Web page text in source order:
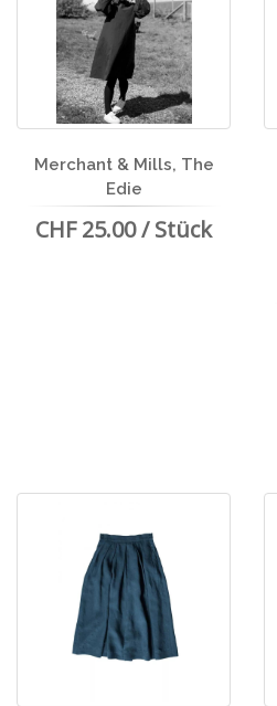
Merchant & Mills, The
Edie
CHF 25.00 / Stück